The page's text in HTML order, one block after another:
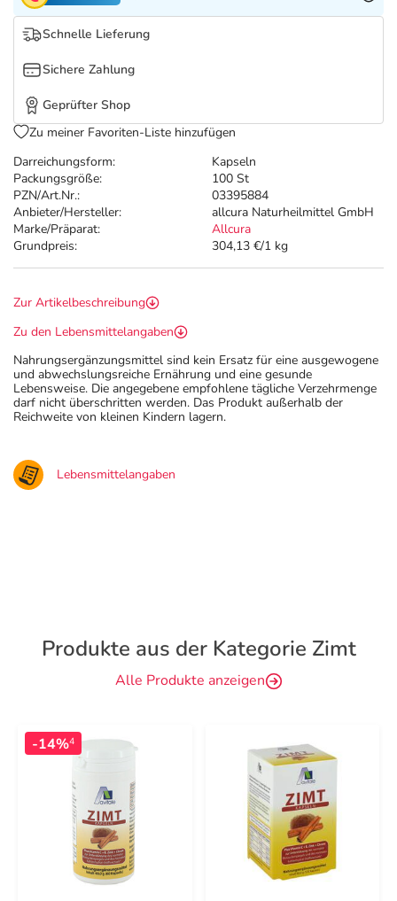
Vitamine & Mineralstoffe
Marken
Darreichungsform:
Kapseln
Packungsgröße:
100 St
PZN/Art.Nr.:
03395884
Anbieter/Hersteller:
allcura Naturheilmittel GmbH
Marke/Präparat:
Allcura
Grundpreis:
304,13 €/1 kg
Schnelle Lieferung
Sichere Zahlung
Geprüfter Shop
Zu meiner Favoriten-Liste hinzufügen
Zur Artikelbeschreibung
Zu den Lebensmittelangaben
Nahrungsergänzungsmittel sind kein Ersatz für eine ausgewogene
und abwechslungsreiche Ernährung und eine gesunde
Lebensweise. Die angegebene empfohlene tägliche Verzehrmenge
darf nicht überschritten werden. Das Produkt außerhalb der
Reichweite von kleinen Kindern lagern.
Lebensmittelangaben
Produkte aus der Kategorie Zimt
Alle Produkte anzeigen
-14%4